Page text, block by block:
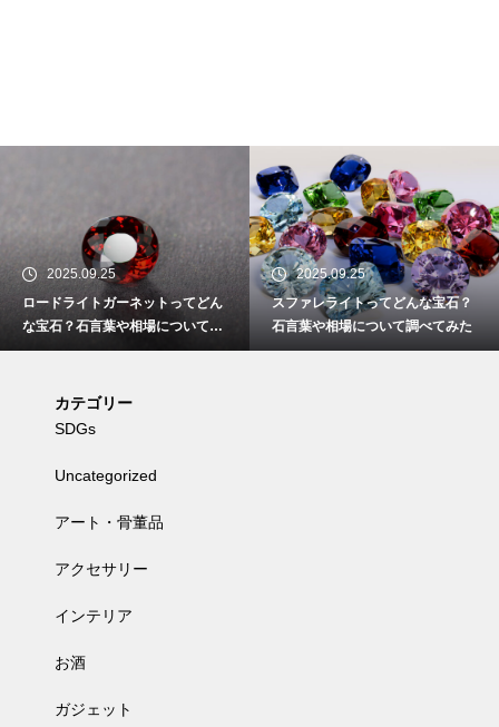
2025.09.25
ロードライトガーネットってどん
な宝石？石言葉や相場について調
べてみた
2025.09.25
スファレライトってどんな宝石？
石言葉や相場について調べてみた
カテゴリー
SDGs
Uncategorized
アート・骨董品
アクセサリー
インテリア
お酒
ガジェット